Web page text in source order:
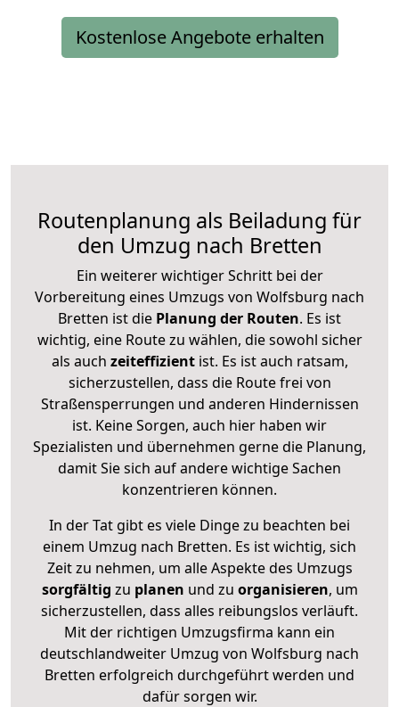
Kostenlose Angebote erhalten
Routenplanung als Beiladung für
den Umzug nach Bretten
Ein weiterer wichtiger Schritt bei der
Vorbereitung eines Umzugs von Wolfsburg nach
Bretten ist die Planung der Routen. Es ist
wichtig, eine Route zu wählen, die sowohl sicher
als auch zeiteffizientist. Es ist auch ratsam,
sicherzustellen, dass die Route frei von
Straßensperrungen und anderen Hindernissen
ist. Keine Sorgen, auch hier haben wir
Spezialisten und übernehmen gerne die Planung,
damit Sie sich auf andere wichtige Sachen
konzentrieren können.
In der Tat gibt es viele Dinge zu beachten bei
einem Umzug nach Bretten. Es ist wichtig, sich
Zeit zu nehmen, um alle Aspekte des Umzugs
sorgfältig zu planen und zu organisieren, um
sicherzustellen, dass alles reibungslos verläuft.
Mit der richtigen Umzugsfirma kann ein
deutschlandweiter Umzug von Wolfsburg nach
Bretten erfolgreich durchgeführt werden und
dafür sorgen wir.